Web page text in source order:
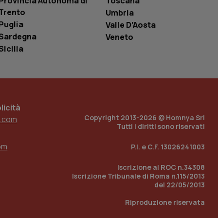
Umbria
Valle D’Aosta
Veneto
Copyright 2013-2026 © Homnya Srl
Tutti i diritti sono riservati
P.I. e C.F. 13026241003
Iscrizione al ROC n.34308
Iscrizione Tribunale di Roma n.115/2013
del 22/05/2013
Riproduzione riservata
un numero
in cui viene
sito, ma un
di accesso per
Analytics
per mantenere
traccia
incorporati
del sito web sta
di
traccia
incorporati